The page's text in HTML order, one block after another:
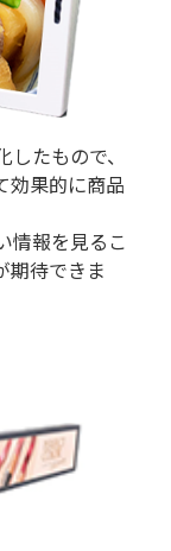
たもので、
効果的に商品
情報を見るこ
期待できま